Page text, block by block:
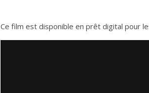
Ce film est disponible en prêt digital pour